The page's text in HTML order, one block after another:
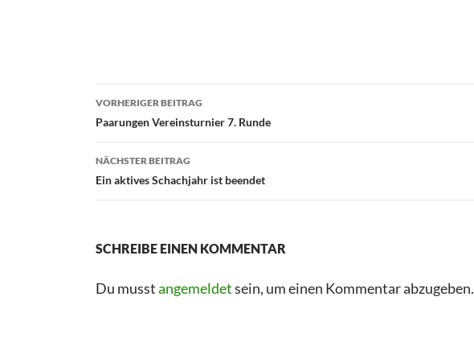
VORHERIGER BEITRAG
Paarungen Vereinsturnier 7. Runde
NÄCHSTER BEITRAG
Ein aktives Schachjahr ist beendet
SCHREIBE EINEN KOMMENTAR
Du musstangemeldetsein, um einen Kommentar abzugeben.